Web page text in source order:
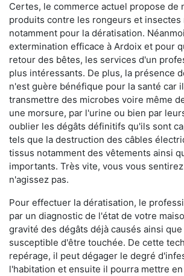
Certes, le commerce actuel propose de
produits contre les rongeurs et insectes
notamment pour la dératisation.
extermination efficace à Ardoix et pour
retour des bêtes, les services d'un
plus intéressants. De plus, la présence
n'est guère bénéfique pour la santé car
transmettre des microbes voire même
une morsure, par l'urine ou bien par
oublier les dégâts définitifs qu'ils sont
tels que la destruction des câbles
tissus notamment des vêtements ainsi
importants. Très vite, vous vous
n'agissez pas.
Pour effectuer la dératisation, le
par un diagnostic de l'état de votre
gravité des dégâts déjà causés ainsi
susceptible d'être touchée. De cette
repérage, il peut dégager le degré
l'habitation et ensuite il pourra mettre